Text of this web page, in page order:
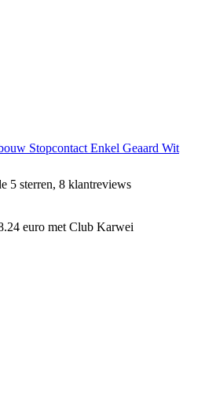
Stopcontact Enkel Geaard Wit
5 sterren, 8 klantreviews
euro met Club Karwei